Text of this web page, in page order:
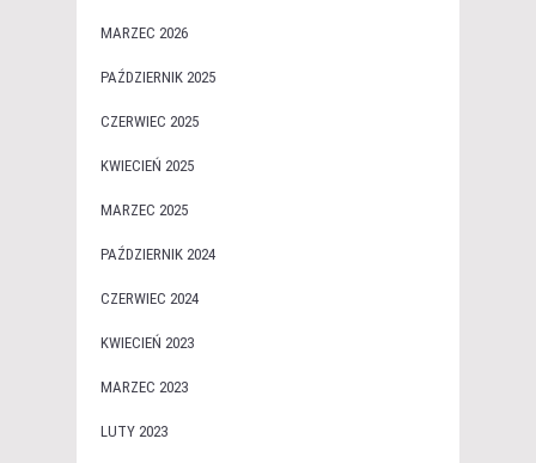
MARZEC 2026
PAŹDZIERNIK 2025
CZERWIEC 2025
KWIECIEŃ 2025
MARZEC 2025
PAŹDZIERNIK 2024
CZERWIEC 2024
KWIECIEŃ 2023
MARZEC 2023
LUTY 2023